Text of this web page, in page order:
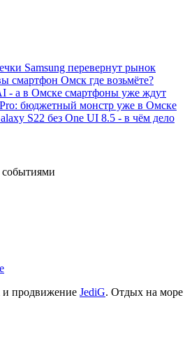
Samsung перевернут рынок
смартфон Омск где возьмёте?
- а в Омске смартфоны уже ждут
бюджетный монстр уже в Омске
S22 без One UI 8.5 - в чём дело
событиями
продвижение JediG. Отдых на море